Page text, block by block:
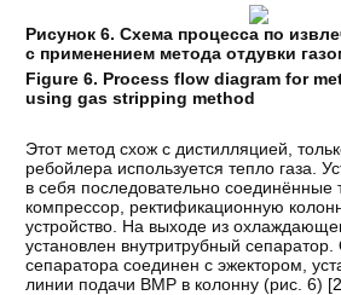
Рисунок 6. Схема процесса по
с применением метода отдувки
Figure 6. Process flow diagram for
using gas stripping method
Этот метод схож с дистилляцией,
ребойлера используется тепло газа.
в себя последовательно соединённые
компрессор, ректификационную
устройство. На выходе из
установлен внутритрубный
сепаратора соединен с эжектором,
линии подачи ВМР в колонну (рис. 6) [